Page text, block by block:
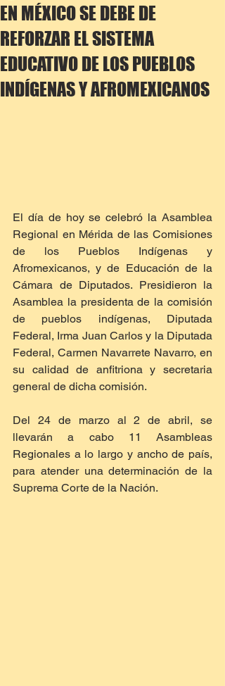
EN MÉXICO SE DEBE DE
REFORZAR EL SISTEMA
EDUCATIVO DE LOS PUEBLOS
INDÍGENAS Y AFROMEXICANOS
El día de hoy se celebró la Asamblea
Regional en Mérida de las Comisiones
de los Pueblos Indígenas y
Afromexicanos, y de Educación de la
Cámara de Diputados. Presidieron la
Asamblea la presidenta de la comisión
de pueblos indígenas, Diputada
Federal, Irma Juan Carlos y la Diputada
Federal, Carmen Navarrete Navarro, en
su calidad de anfitriona y secretaria
general de dicha comisión.
Del 24 de marzo al 2 de abril, se
llevarán a cabo 11 Asambleas
Regionales a lo largo y ancho de país,
para atender una determinación de la
Suprema Corte de la Nación.